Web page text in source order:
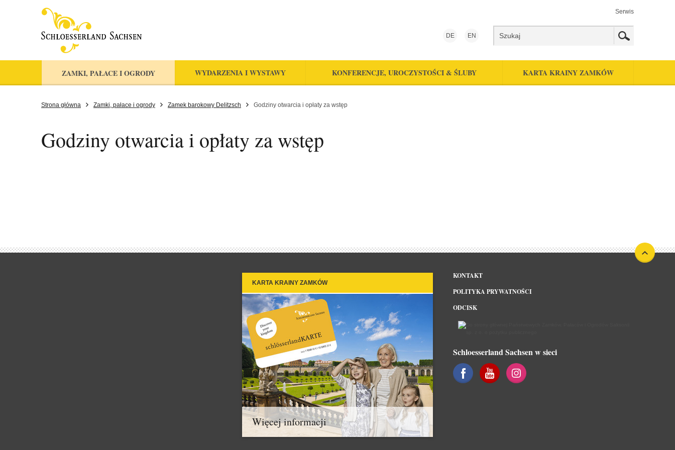
Serwis
DE EN
ZAMKI, PAŁACE I OGRODY WYDARZENIA I WYSTAWY KONFERENCJE, UROCZYSTOŚCI & ŚLUBY KARTA KRAINY ZAMKÓW
Strona główna Zamki, pałace i ogrody Zamek barokowy Delitzsch Godziny otwarcia i opłaty za wstęp
Godziny otwarcia i opłaty za wstęp
KARTA KRAINY ZAMKÓW
Więcej informacji
KONTAKT
POLITYKA PRYWATNOŚCI
ODCISK
Schloesserland Sachsen w sieci